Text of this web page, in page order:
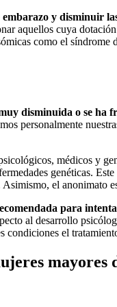
y disminuir
aquellos cuya
como el
disminuida o se
personalmente
médicos y
genéticas.
el anonimato
para
al desarrollo
condiciones el
mayores